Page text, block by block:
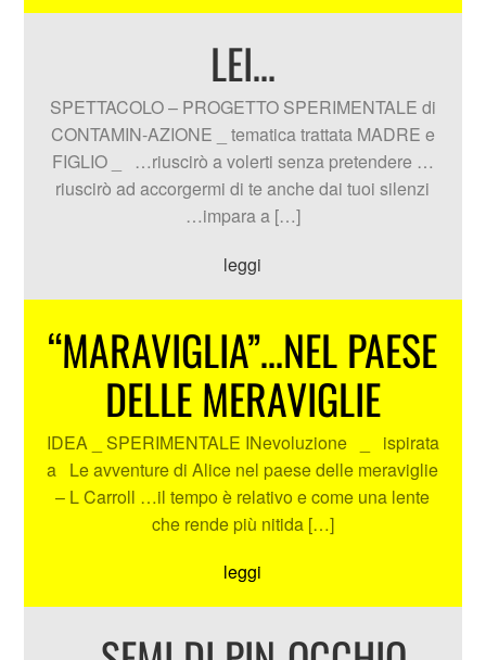
LEI…
SPETTACOLO – PROGETTO SPERIMENTALE di
CONTAMIN-AZIONE _ tematica trattata MADRE e
FIGLIO _ …riuscirò a volerti senza pretendere …
riuscirò ad accorgermi di te anche dai tuoi silenzi
…impara a […]
leggi
“MARAVIGLIA”…NEL PAESE
DELLE MERAVIGLIE
IDEA _ SPERIMENTALE INevoluzione _ ispirata
a Le avventure di Alice nel paese delle meraviglie
– L Carroll …il tempo è relativo e come una lente
che rende più nitida […]
leggi